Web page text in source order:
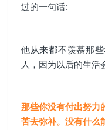
过的一句话:
他从来都不羡慕那
人，因为以后的生活
那些你没有付出努力
苦去弥补。没有什么